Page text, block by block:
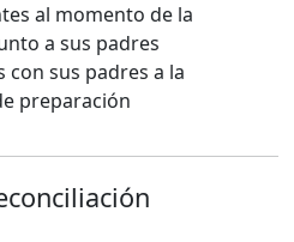
al momento de la
a sus padres
con sus padres a la
preparación